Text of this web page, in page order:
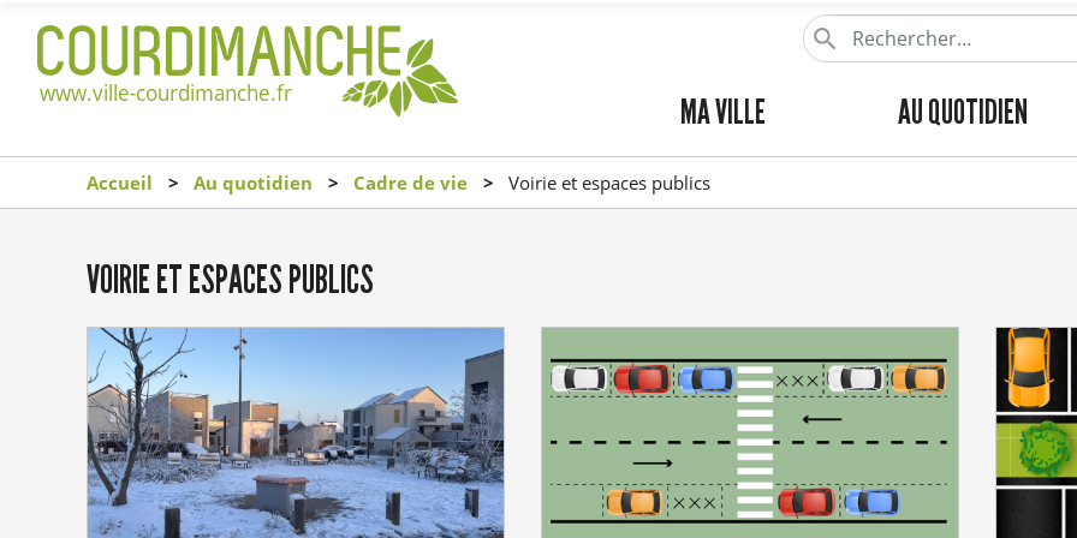
Aller
au
PRINCIPAL
MA VILLE AU QUOTIDIEN
Accueil Au quotidien Cadre de vie Voirie et espaces publics
VOIRIE ET ESPACES PUBLICS